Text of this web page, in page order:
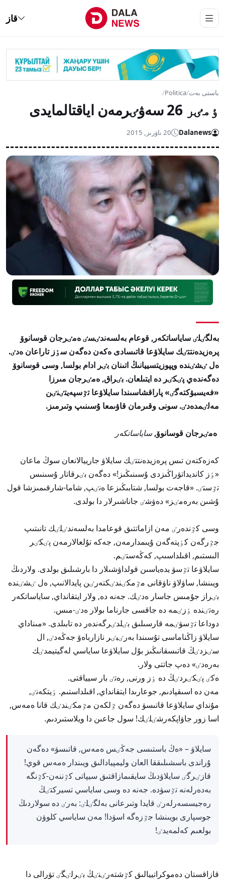
قاز
باستى بەت/
Politica
/
ٶمٸر 26 سەۋٸرمەن اياقتالمايدى
Dalanews 20 ناۋرىز, 2015
بەلگٸلٸ ساياساتكەر, قوعام بەلسەندٸسٸ ەمٸرجان قوسانوۆ
پرەزيدەنتتٸك سايلاۋعا قاتىسادى ەكەن دەگەن سٶز تاراعان ەدٸ.
ەل ٸشٸندە وپپوزيتسييانىڭ اتىنان بٸر ادام بولسا, وسى قوسانوۆ
دەگەندەي پٸكٸر دە ايتىلعان. بٸراق, ەمٸرجان مىرزا
«فەيسبۋكتەگٸ» پاراقشاسىندا سايلاۋعا تٷسپەيتٸنٸن
مەلٸمدەدٸ. سونى وقىرمان قاۋىمعا ۇسىنىپ وتىرمىز.
ەمٸرجان قوسانوۆ,ساياساتكەر
كەزەكتەن تىس پرەزيدەنتتٸك سايلاۋ جارييالانعان سوڭ ماعان
«ٶز كانديداتۋراڭىزدى ۇسىنىڭىز!» دەگەن بٸرقاتار ۇسىنىس
تٷستٸ. «قاجەت بولسا, شتابىڭىزعا ەنٸپ, شاما-شارقىمىزشا قول
ۇشىن بەرەمٸز» دەۋشٸ جاناشىرلار دا بولدى.
وسى كٷندەرٸ مەن ازاماتتىق قوعامدا بەلسەندٸلٸك تانىتىپ
جٷرگەن كٶپتەگەن ۇيىمدارمەن, جەكە تۇلعالارمەن پٸكٸر
الىستىم, اقىلداسىپ, كەڭەستٸم.
سايلاۋعا تٷسۋ يدەياسىن قولداۋشىلار دا بارشىلىق بولدى. ولاردىڭ
ويىنشا, ساۋلاۋ ناۋقانى مٷمكٸندٸكتەرٸن پايدالانىپ, ەل ٸشٸندە
بٸراز جۇمىس جاسار ەدٸك. جەنە دە, ولار ايتقانداي, ساياساتكەر
رەتٸندە ٶزٸمە دە جاقسى جارناما بولار ەدٸ-مىس.
دوداعا تٷسۋٸمە قارسىلىق بٸلدٸرگەندەر دە تابىلدى. «مىناداي
سايلاۋ زاڭناماسى تۇسىندا بەرٸبٸر نازارباەۆ جەڭەدٸ, ال
سٸزدٸڭ قاتىسقانىڭىز بۇل سايلاۋعا ساياسي لەگيتيمدٸك
بەرەدٸ» دەپ جاتتى ولار.
ەكٸ پٸكٸردٸڭ دە ٶز ورنى, رەتٸ بار سيياقتى.
مەن دە اسىقپادىم, جوعارىدا ايتقانداي, اقىلداستىم. ٶيتكەنٸ,
مۇنداي سايلاۋعا قاتىسۋ دەگەن ٷلكەن مٷمكٸندٸك قانا ەمەس,
اسا زور جاۋاپكەرشٸلٸك! سول جاعىن دا ويلاستىردىم.
سايلاۋ – «ەڭ باستىسى جەڭٸس ەمەس, قاتىسۋ» دەگەن
ۇراندى باسشىلىققا العان وليمپيادالىق ويىندار ەمەس قوي!
قازٸرگٸ سايلاۋدىڭ سايقىمازاقتىق سيپاتى كٷننەن-كٷنگە
بەدەرلەنە تٷسۋدە. جەنە دە وسى ساياسي تسيركتٸڭ
رەجيسسەرلەرٸ قايدا وتىرعانى بەلگٸلٸ: بەرٸ دە سولاردىڭ
جوسپارى بويىنشا جٷزەگە اسۋدا! مەن ساياسي كلوۋن
بولعىم كەلمەيدٸ!
قازاقستان دەموكراتييالىق كٷشتەرٸنٸڭ بٸرلٸگٸ تۋرالى دا